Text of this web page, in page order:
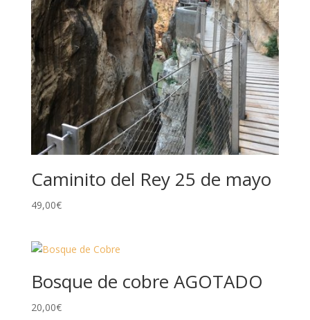
Caminito del Rey 25 de mayo
49,00€
Bosque de cobre AGOTADO
20,00€